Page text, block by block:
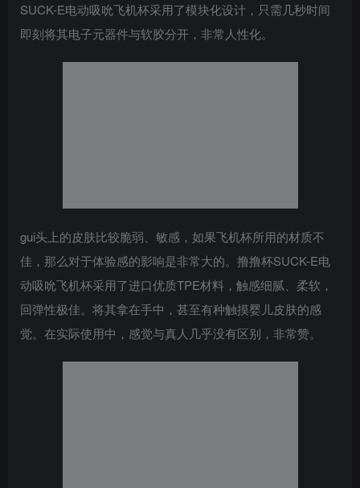
SUCK-E电动吸吮飞机杯采用了模块化设计，只需几秒时间
即刻将其电子元器件与软胶分开，非常人性化。
gui头上的皮肤比较脆弱、敏感，如果飞机杯所用的材质不
佳，那么对于体验感的影响是非常大的。撸撸杯SUCK-E电
动吸吮飞机杯采用了进口优质TPE材料，触感细腻、柔软，
回弹性极佳。将其拿在手中，甚至有种触摸婴儿皮肤的感
觉。在实际使用中，感觉与真人几乎没有区别，非常赞。